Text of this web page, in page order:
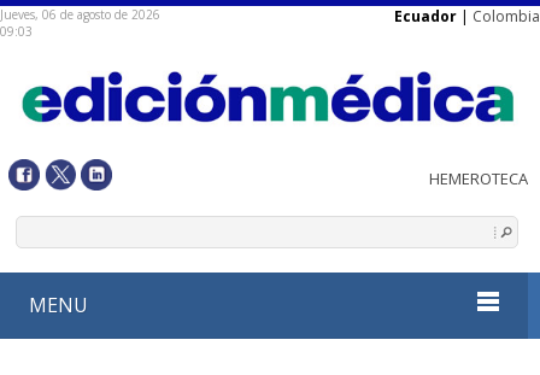
Jueves, 06 de agosto de 2026
09:03
Ecuador | Colombia
MENU